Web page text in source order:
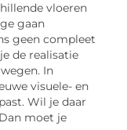
vloeren
gaan
geen compleet
de realisatie
In
visuele- en
Wil je daar
moet je